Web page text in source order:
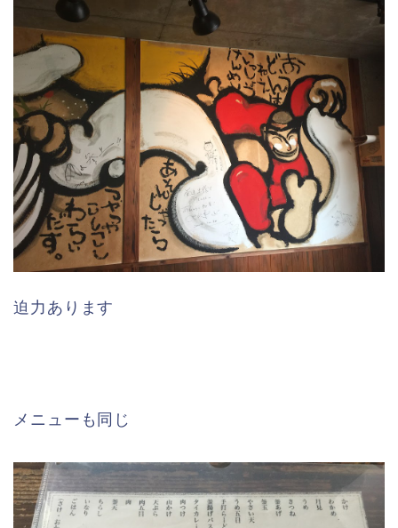
迫力あります
メニューも同じ